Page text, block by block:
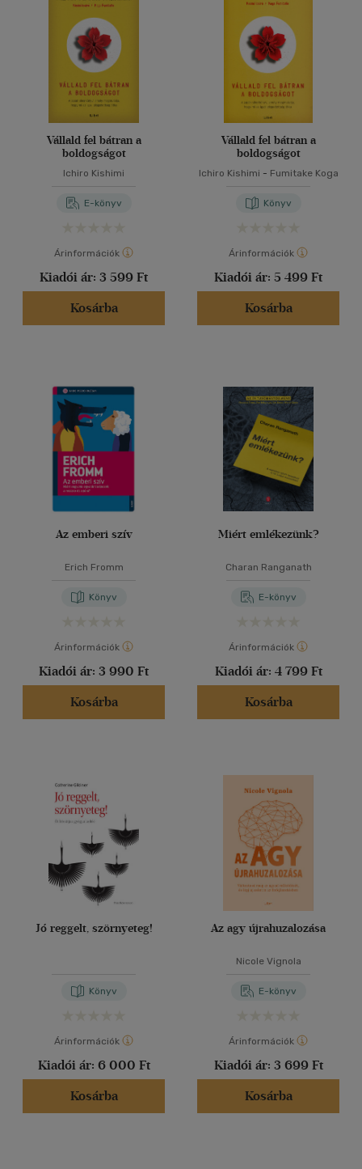
Vállald fel bátran a
boldogságot
Ichiro Kishimi
E-könyv
Árinformációk
Kiadói ár: 3 599 Ft
Kosárba
Vállald fel bátran a
boldogságot
Ichiro Kishimi - Fumitake Koga
Könyv
Árinformációk
Kiadói ár: 5 499 Ft
Kosárba
Az emberi szív
Erich Fromm
Könyv
Árinformációk
Kiadói ár: 3 990 Ft
Kosárba
Miért emlékezünk?
Charan Ranganath
E-könyv
Árinformációk
Kiadói ár: 4 799 Ft
Kosárba
Jó reggelt, szörnyeteg!
Könyv
Árinformációk
Kiadói ár: 6 000 Ft
Kosárba
Az agy újrahuzalozása
Nicole Vignola
E-könyv
Árinformációk
Kiadói ár: 3 699 Ft
Kosárba